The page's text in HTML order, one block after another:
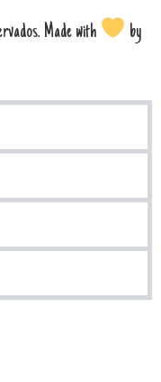
Made with by